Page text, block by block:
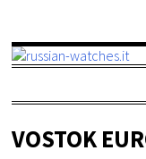
VOSTOK